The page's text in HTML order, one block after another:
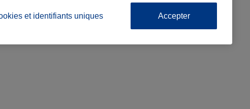
et identifiants uniques Accepter